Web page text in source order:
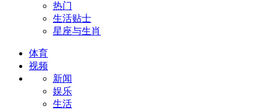
热门
生活贴士
星座与生肖
体育
视频
新闻
娱乐
生活